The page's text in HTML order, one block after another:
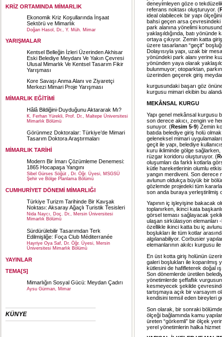
KRİZ ORTAMINDA MİMARLIK
Ekonomik Kriz Koşullarında İnşaat
Sektörü ve Mimarlık
Doğan Hasol, Dr., Y. Müh. Mimar
YARIŞMALAR
Kentsel Belleğin İzleri Üzerinden Akhisar
Eski Belediye Meydanı Ve Yakın Çevresi
Ulusal Mimarlık Ve Kentsel Tasarım Fikir
Yarışması
Kore Savaşı Anma Alanı ve Ziyaretçi
Merkezi Mimari Proje Yarışması
MİMARLIK EĞİTİMİ
Hâlâ Bildiğini-Duyduğunu Aktararak Mı?
K. Ferhan Yürekli, Prof. Dr., Maltepe Üniversitesi
Mimarlık Bölümü
Görünmez Doktoralar: Türkiye’de Mimari
Tasarım Doktora Araştırmaları
MİMARLIK TARİHİ
Modern Bir İmarı Çözümleme Denemesi:
1865 Hocapaşa Yangını
Sibel Gürses Söğüt , Dr. Öğr. Üyesi, MSGSÜ
Şehir ve Bölge Planlama Bölümü
CUMHURİYET DÖNEMİ MİMARLIĞI
Türkiye Turizm Tarihinde Bir Kavşak
Noktası: Aksaray Ağaçlı Turistik Tesisleri
Nida Naycı, Doç. Dr., Mersin Üniversitesi
Mimarlık Bölümü
Sürdürülebilir Tasarımdan Terk
Edilmişliğe: Foça Club Méditerranée
Hayriye Oya Saf, Dr. Öğr. Üyesi, Mersin
Üniversitesi Mimarlık Bölümü
YAYINLAR
TEMA[S]
Mimarlığın Sosyal Gücü: Meydan Çadırı
Aysu Gürman, Mimar
KÜNYE
deneyimleyen göze o
referans noktası oluşturuyor. (
ideal olabilecek bir yapı
bahsi geçen arsa çevresindeki
park alanına yönelimi
yaklaşıldığında, batı yönünde
ortaya çıkıyor. Zemin katta
üzere tasarlanan “geçit”
Dolayısıyla yapı, uzak bir
yönündeki park alanı yerine
yönünden yaya olarak
bulunmuyor; otoparktan,
üzerinden geçerek giriş
kurgusundaki başarı göz
kurgusu mimari ekibin bu
MEKÂNSAL KURGU
Yapı genel mekânsal kurgusu
son derece akıcı, zengin ve
sunuyor. (Resim 5-9) Zemin
batıda belediye giriş holü
geleneksel mimari
geçit ile yapı, belediye
kuru ikliminde gölge
rüzgar koridoru oluşturuyor. (
oluşumları da farklı kotlarla
kütle hareketlerinin olumlu
yangın merdiveni. Son derece
avlunun oldukça büyük bir
gözlemde projedeki tüm
son anda buraya yerleştirilmiş
Yapının iç işleyişine bakacak
toplanırken, ikinci kata
görsel teması sağlayacak
ulaşan sirkülasyon elemanları
özellikle ikinci katta bu iç
boşlukları ile tüm kotlar
algılanabiliyor. Corbusier
elemanlarının akılcı kurgusu
En üst kotta giriş holünün
galeri boşlukları ile
kütlesini de hafifleterek doğal
Son dönemlerde üretilen
yönetimlerde şeffaflık
kesmeyecek şekilde
tartışmaya açık bir varsayım
kendisini temsil eden bireyleri
Son olarak, bir sonraki
ölçeği bağlamında kamu
üreten “görkemli” bir ölçek
yerel yönetimlerin halka